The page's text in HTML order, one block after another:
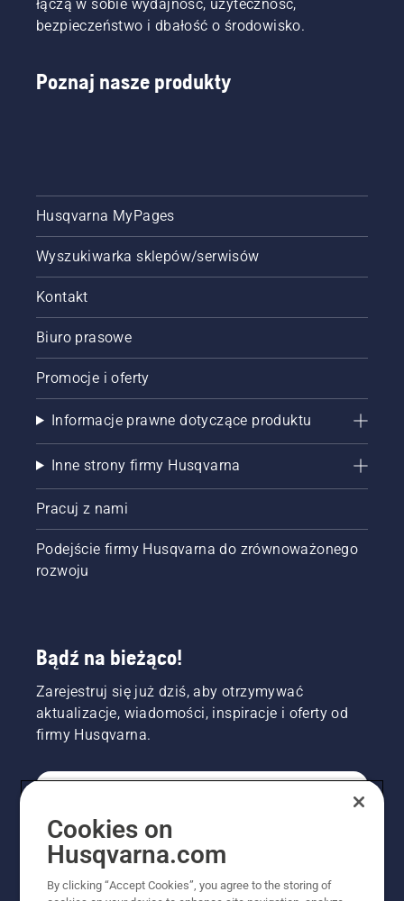
łączą w sobie wydajność, użyteczność,
bezpieczeństwo i dbałość o środowisko.
Poznaj nasze produkty
Husqvarna MyPages
Wyszukiwarka sklepów/serwisów
Kontakt
Biuro prasowe
Promocje i oferty
Informacje prawne dotyczące produktu
Inne strony firmy Husqvarna
Pracuj z nami
Podejście firmy Husqvarna do zrównoważonego
rozwoju
Bądź na bieżąco!
Zarejestruj się już dziś, aby otrzymywać
aktualizacje, wiadomości, inspiracje i oferty od
firmy Husqvarna.
PROFESJONALISTA
Cookies on
Husqvarna.com
By clicking “Accept Cookies”, you agree to the storing of